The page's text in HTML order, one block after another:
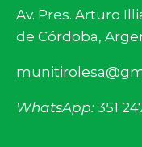
Av. Pres.
de Córdoba,
WhatsApp: 351